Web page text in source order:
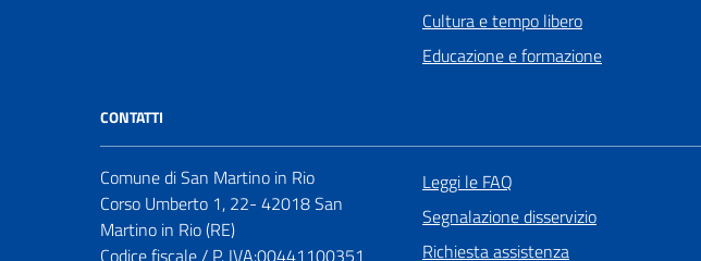
Cultura e tempo libero
Educazione e formazione
CONTATTI
Comune di San Martino in Rio
Corso Umberto 1, 22- 42018 San
Martino in Rio (RE)
Codice fiscale / P. IVA:00441100351
Leggi le FAQ
Segnalazione disservizio
Richiesta assistenza